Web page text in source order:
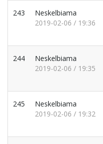
243
Neskelbiama
2019-02-06 / 19:36
244
Neskelbiama
2019-02-06 / 19:35
245
Neskelbiama
2019-02-06 / 19:32